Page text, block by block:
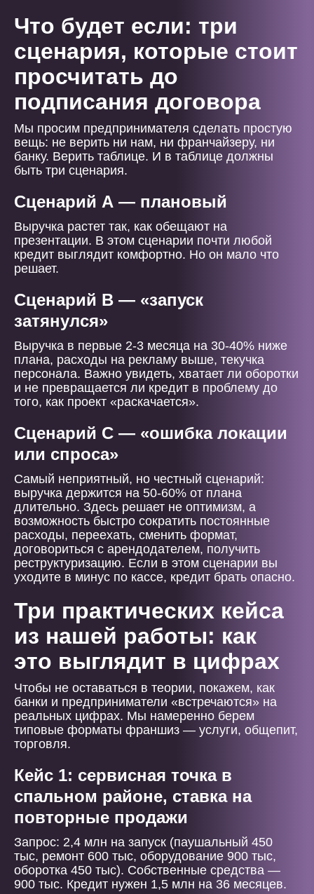
Что будет если: три
сценария, которые стоит
просчитать до
подписания договора
Мы просим предпринимателя сделать простую
вещь: не верить ни нам, ни франчайзеру, ни
банку. Верить таблице. И в таблице должны
быть три сценария.
Сценарий А — плановый
Выручка растет так, как обещают на
презентации. В этом сценарии почти любой
кредит выглядит комфортно. Но он мало что
решает.
Сценарий B — «запуск
затянулся»
Выручка в первые 2-3 месяца на 30-40% ниже
плана, расходы на рекламу выше, текучка
персонала. Важно увидеть, хватает ли оборотки
и не превращается ли кредит в проблему до
того, как проект «раскачается».
Сценарий C — «ошибка локации
или спроса»
Самый неприятный, но честный сценарий:
выручка держится на 50-60% от плана
длительно. Здесь решает не оптимизм, а
возможность быстро сократить постоянные
расходы, переехать, сменить формат,
договориться с арендодателем, получить
реструктуризацию. Если в этом сценарии вы
уходите в минус по кассе, кредит брать опасно.
Три практических кейса
из нашей работы: как
это выглядит в цифрах
Чтобы не оставаться в теории, покажем, как
банки и предприниматели «встречаются» на
реальных цифрах. Мы намеренно берем
типовые форматы франшиз — услуги, общепит,
торговля.
Кейс 1: сервисная точка в
спальном районе, ставка на
повторные продажи
Запрос: 2,4 млн на запуск (паушальный 450
тыс, ремонт 600 тыс, оборудование 900 тыс,
оборотка 450 тыс). Собственные средства —
900 тыс. Кредит нужен 1,5 млн на 36 месяцев.